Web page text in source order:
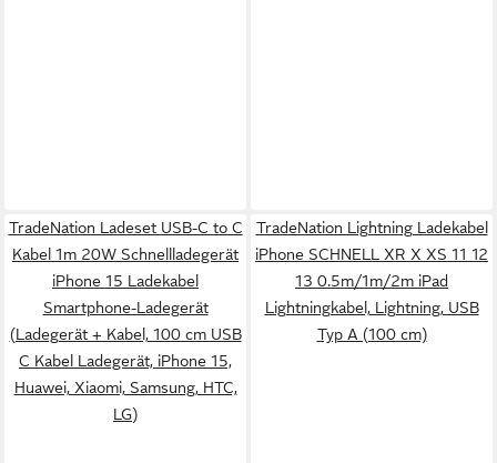
TradeNation Ladeset USB-C to C
Kabel 1m 20W Schnellladegerät
iPhone 15 Ladekabel
Smartphone-Ladegerät
(Ladegerät + Kabel, 100 cm USB
C Kabel Ladegerät, iPhone 15,
Huawei, Xiaomi, Samsung, HTC,
LG)
TradeNation Lightning Ladekabel
iPhone SCHNELL XR X XS 11 12
13 0.5m/1m/2m iPad
Lightningkabel, Lightning, USB
Typ A (100 cm)